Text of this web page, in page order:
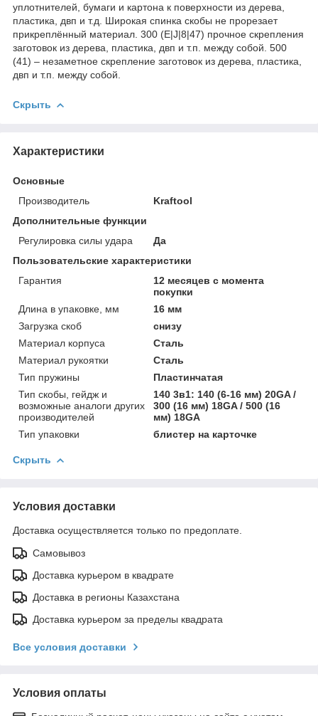
уплотнителей, бумаги и картона к поверхности из дерева,
пластика, двп и т.д. Широкая спинка скобы не прорезает
прикреплённый материал. 300 (E|J|8|47) прочное скрепления
заготовок из дерева, пластика, двп и т.п. между собой. 500
(41) – незаметное скрепление заготовок из дерева, пластика,
двп и т.п. между собой.
Скрыть
Характеристики
Основные
Производитель
Kraftool
Дополнительные функции
Регулировка силы удара
Да
Пользовательские характеристики
Гарантия
12 месяцев с момента
покупки
Длина в упаковке, мм
16 мм
Загрузка скоб
снизу
Материал корпуса
Сталь
Материал рукоятки
Сталь
Тип пружины
Пластинчатая
Тип скобы, гейдж и
возможные аналоги других
производителей
140 3в1: 140 (6-16 мм) 20GA /
300 (16 мм) 18GA / 500 (16
мм) 18GA
Тип упаковки
блистер на карточке
Скрыть
Условия доставки
Доставка осуществляется только по предоплате.
Самовывоз
Доставка курьером в квадрате
Доставка в регионы Казахстана
Доставка курьером за пределы квадрата
Все условия доставки
Условия оплаты